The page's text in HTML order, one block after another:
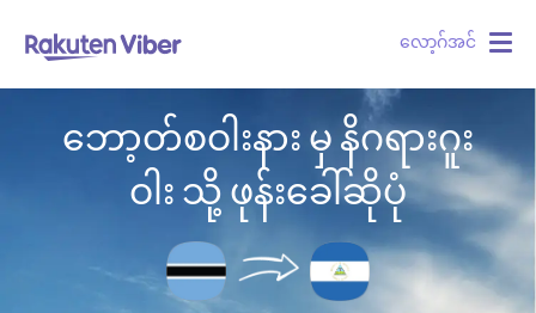
လော့ဂ်အင်
ဘော့တ်စဝါးနား မှ နိဂရားဂူး
ဝါး သို့ ဖုန်းခေါ်ဆိုပုံ